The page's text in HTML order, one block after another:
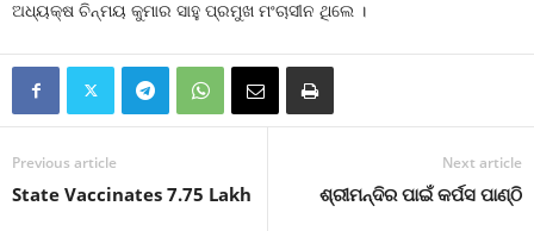
ଅଧ୍ୟକ୍ଷ ଚିନ୍ମୟ କୁମାର ସାହୁ ପ୍ରମୁଖ ମଂଚାସୀନ ଥିଲେ ।
Previous article
State Vaccinates 7.75 Lakh
Next article
ଶ୍ରୀମନ୍ଦିର ପାଇଁ କର୍ପସ ପାଣ୍ଠି